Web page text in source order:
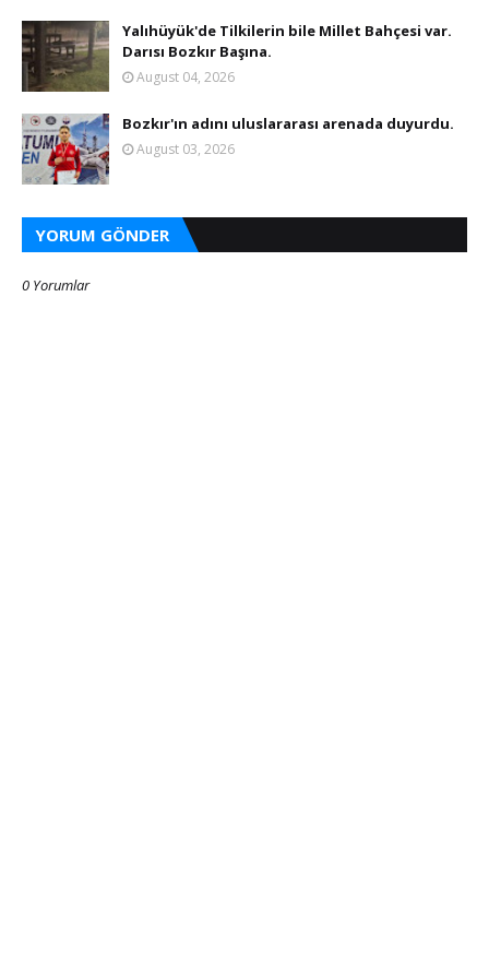
Yalıhüyük'de Tilkilerin bile Millet Bahçesi var.
Darısı Bozkır Başına.
August 04, 2026
Bozkır'ın adını uluslararası arenada duyurdu.
August 03, 2026
YORUM GÖNDER
0 Yorumlar